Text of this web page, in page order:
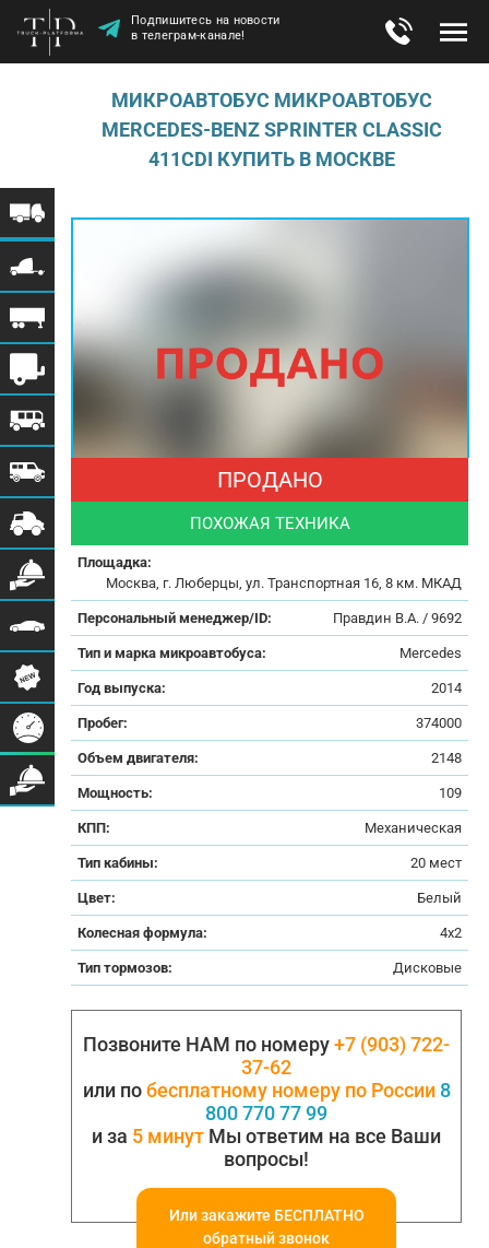
Подпишитесь на новости
в телеграм-канале!
МИКРОАВТОБУС МИКРОАВТОБУС
MERCEDES-BENZ SPRINTER CLASSIC
411CDI КУПИТЬ В МОСКВЕ
ПРОДАНО
ПОХОЖАЯ ТЕХНИКА
Площадка:
Москва, г. Люберцы, ул. Транспортная 16, 8 км. МКАД
Персональный менеджер/ID: Правдин В.А. / 9692
Тип и марка микроавтобуса: Mercedes
Год выпуска: 2014
Пробег: 374000
Объем двигателя: 2148
Мощность: 109
КПП: Механическая
Тип кабины: 20 мест
Цвет: Белый
Колесная формула: 4x2
Тип тормозов: Дисковые
Позвоните НАМ по номеру+7 (903) 722-
37-62
или побесплатному номеру по России 8
800 770 77 99
и за 5 минут Мы ответим на все Ваши
вопросы!
Или закажите БЕСПЛАТНО
обратный звонок